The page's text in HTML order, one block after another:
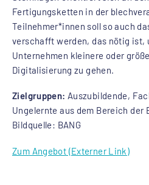
Fertigungsketten in der
Teilnehmer*innen soll so auch
verschafft werden, das nötig ist,
Unternehmen kleinere oder
Digitalisierung zu gehen.
Zielgruppen: Auszubildende,
Ungelernte aus dem Bereich der
Bildquelle: BANG
Zum Angebot (Externer Link)